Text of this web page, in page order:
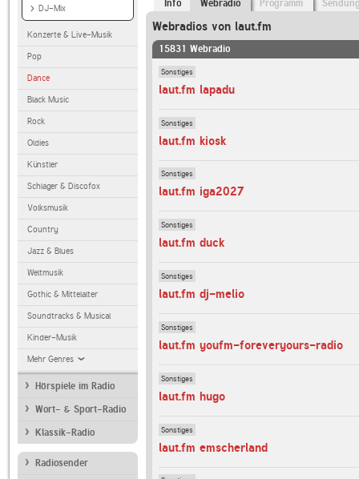
DJ-Mix
Konzerte & Live-Musik
Pop
Dance
Black Music
Rock
Oldies
Künstler
Schlager & Discofox
Volksmusik
Country
Jazz & Blues
Weltmusik
Gothic & Mittelalter
Soundtracks & Musical
Kinder-Musik
Mehr Genres
Hörspiele im Radio
Wort- & Sport-Radio
Klassik-Radio
Radiosender
Info Webradio Programm
Webradios von laut.fm
15831 Webradio
Sonstiges
laut.fm lapadu
Sonstiges
laut.fm kiosk
Sonstiges
laut.fm iga2027
Sonstiges
laut.fm duck
Sonstiges
laut.fm dj-melio
Sonstiges
laut.fm youfm-foreveryours-radio
Sonstiges
laut.fm hugo
Sonstiges
laut.fm emscherland